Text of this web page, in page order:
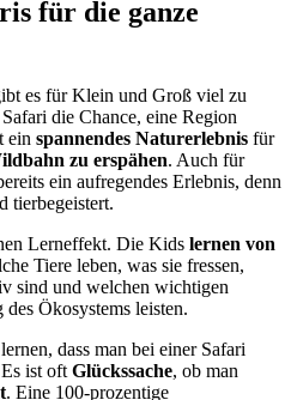
für die ganze
es für Klein und Groß viel zu
die Chance, eine Region
ein spannendes Naturerlebnis für
zu erspähen. Auch für
ein aufregendes Erlebnis, denn
tierbegeistert.
Lerneffekt. Die Kids lernen von
Tiere leben, was sie fressen,
sind und welchen wichtigen
Ökosystems leisten.
dass man bei einer Safari
ist oft Glückssache, ob man
. Eine 100-prozentige